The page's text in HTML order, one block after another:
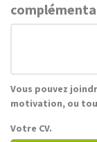
Vous pouvez
motivation, ou
Votre CV.